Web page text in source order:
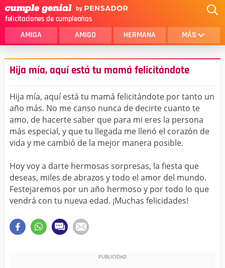
felicitaciones de cumpleaños
AMIGA AMIGO HERMANA MÁS
MAMA
AMOR
SOBRINA
HIJA
HERMANO
HIJO
NOVIA
ESPOSO
PAPA
HOMBRE
TIA
CUÑADA
ALGUIEN ESPECIAL
PRIMO
TODAS LAS CATEGORÍAS
Hija mía, aquí está tu mamá felicitándote
Hija mía, aquí está tu mamá felicitándote por tanto un
año más. No me canso nunca de decirte cuanto te
amo, de hacerte saber que para mi eres la persona
más especial, y que tu llegada me llenó el corazón de
vida y me cambió de la mejor manera posible.
Hoy voy a darte hermosas sorpresas, la fiesta que
deseas, miles de abrazos y todo el amor del mundo.
Festejaremos por un año hermoso y por todo lo que
vendrá con tu nueva edad. ¡Muchas felicidades!